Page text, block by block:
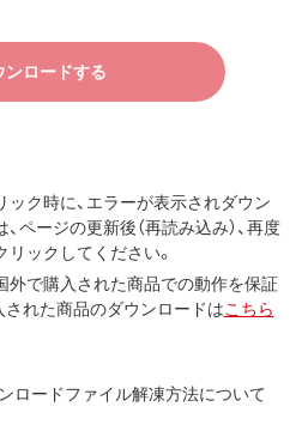
契約に基づく修理を実施する際
、およびそれに含まれるソフト
ウェアといいます）の使用許諾契
ームウェア・ドライバなど）を含み
います）の使用を許諾いたしま
する条件で、本ソフトウェアの
ンロードする
ク時に、エラーが表示されダウン
ページの更新後（再読み込み）、再度
ックしてください。
外で購入された商品での動作を保証
れた商品のダウンロードはこちら
ロードファイル解凍方法について